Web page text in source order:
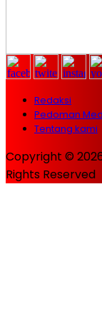
Redaksi
Pedoman
Tentang kami
Copyright © 2026
Rights Reserved